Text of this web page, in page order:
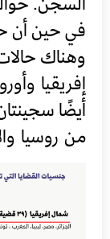
في حين أن
وهناك
إفريقيا
أيضًا
من روسيا